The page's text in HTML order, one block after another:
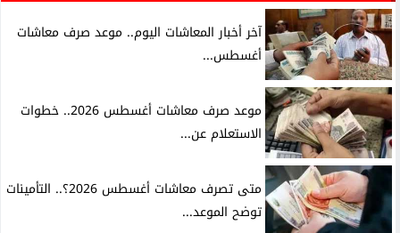
آخر أخبار المعاشات اليوم.. موعد صرف معاشات
أغسطس...
موعد صرف معاشات أغسطس 2026.. خطوات
الاستعلام عن...
متى تصرف معاشات أغسطس 2026؟.. التأمينات
توضح الموعد...